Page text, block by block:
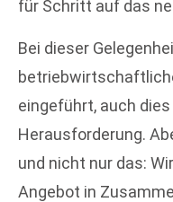
für Schritt auf das
Bei dieser
eingeführt, auch
Herausforderung.
und nicht nur das:
Angebot in